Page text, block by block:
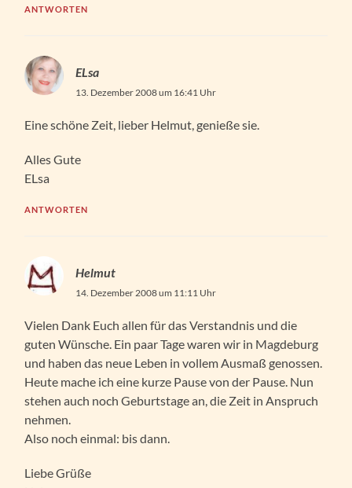
ANTWORTEN
ELsa
13. Dezember 2008 um 16:41 Uhr
Eine schöne Zeit, lieber Helmut, genieße sie.
Alles Gute
ELsa
ANTWORTEN
Helmut
14. Dezember 2008 um 11:11 Uhr
Vielen Dank Euch allen für das Verstandnis und die
guten Wünsche. Ein paar Tage waren wir in Magdeburg
und haben das neue Leben in vollem Ausmaß genossen.
Heute mache ich eine kurze Pause von der Pause. Nun
stehen auch noch Geburtstage an, die Zeit in Anspruch
nehmen.
Also noch einmal: bis dann.
Liebe Grüße